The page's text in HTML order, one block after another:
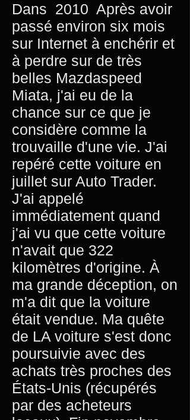
Dans 2010 Après avoir
passé environ six mois
sur Internet à enchérir et
à perdre sur de très
belles Mazdaspeed
Miata, j'ai eu de la
chance sur ce que je
considère comme la
trouvaille d'une vie. J'ai
repéré cette voiture en
juillet sur Auto Trader.
J'ai appelé
immédiatement quand
j'ai vu que cette voiture
n'avait que 322
kilomètres d'origine. À
ma grande déception, on
m'a dit que la voiture
était vendue. Ma quête
de LA voiture s'est donc
poursuivie avec des
achats très proches des
États-Unis (récupérés
par des acheteurs